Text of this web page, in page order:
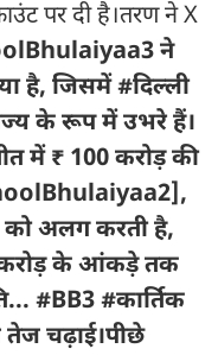
पर दी है।तरण ने X
ने
है, जिसमें #दिल्ली
के रूप में उभरे हैं।
में ₹ 100 करोड़ की
अलग करती है,
करोड़ के आंकड़े तक
#BB3 #कार्तिक
चढ़ाई।पीछे